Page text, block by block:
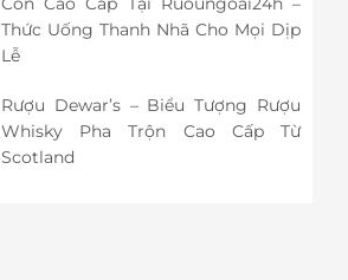
Thức Uống Thanh Nhã Cho Mọi Dịp
Lễ
Rượu Dewar’s – Biểu Tượng Rượu
Whisky Pha Trộn Cao Cấp Từ
Scotland